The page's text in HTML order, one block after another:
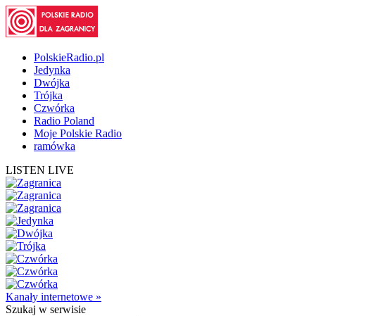
PolskieRadio.pl
Jedynka
Dwójka
Trójka
Czwórka
Radio Poland
Moje Polskie Radio
ramówka
LISTEN LIVE
Kanały internetowe »
Szukaj w serwisie